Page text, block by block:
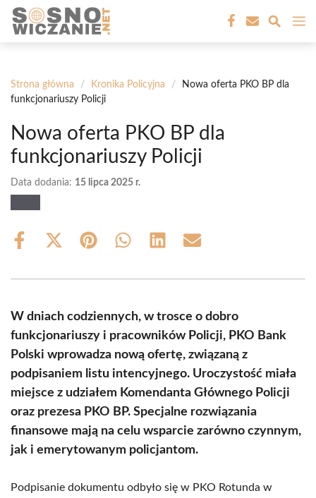
Przejdź
treści
Strona główna / Kronika Policyjna /
Nowa oferta PKO BP dla
funkcjonariuszy Policji
Nowa oferta PKO BP dla
funkcjonariuszy Policji
Data dodania: 15 lipca 2025 r.
Share
Share
(Twitter)
Share Share Share Share
W dniach codziennych, w trosce o dobro
funkcjonariuszy i pracowników Policji, PKO Bank
Polski wprowadza nową ofertę, związaną z
podpisaniem listu intencyjnego. Uroczystość miała
miejsce z udziałem Komendanta Głównego Policji
oraz prezesa PKO BP. Specjalne rozwiązania
finansowe mają na celu wsparcie zarówno czynnym,
jak i emerytowanym policjantom.
Podpisanie dokumentu odbyło się w PKO Rotunda w